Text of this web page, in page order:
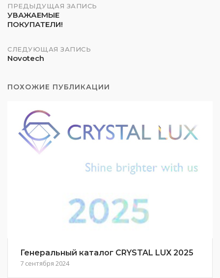
Навигация
по
записям
ПРЕДЫДУЩАЯ ЗАПИСЬ
УВАЖАЕМЫЕ
ПОКУПАТЕЛИ!
СЛЕДУЮЩАЯ ЗАПИСЬ
Novotech
ПОХОЖИЕ ПУБЛИКАЦИИ
Генеральный каталог CRYSTAL LUX 2025
7 сентября 2024